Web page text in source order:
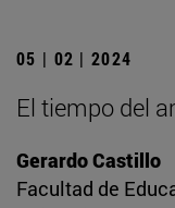
05 | 02 | 2024
El tiempo del
Gerardo Castillo
Facultad de